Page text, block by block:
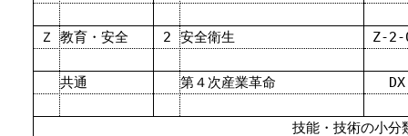
Ｚ 教育・安全 2 安全衛生 Z-2-
共通 第４次産業革命 DX
技能・技術の小分